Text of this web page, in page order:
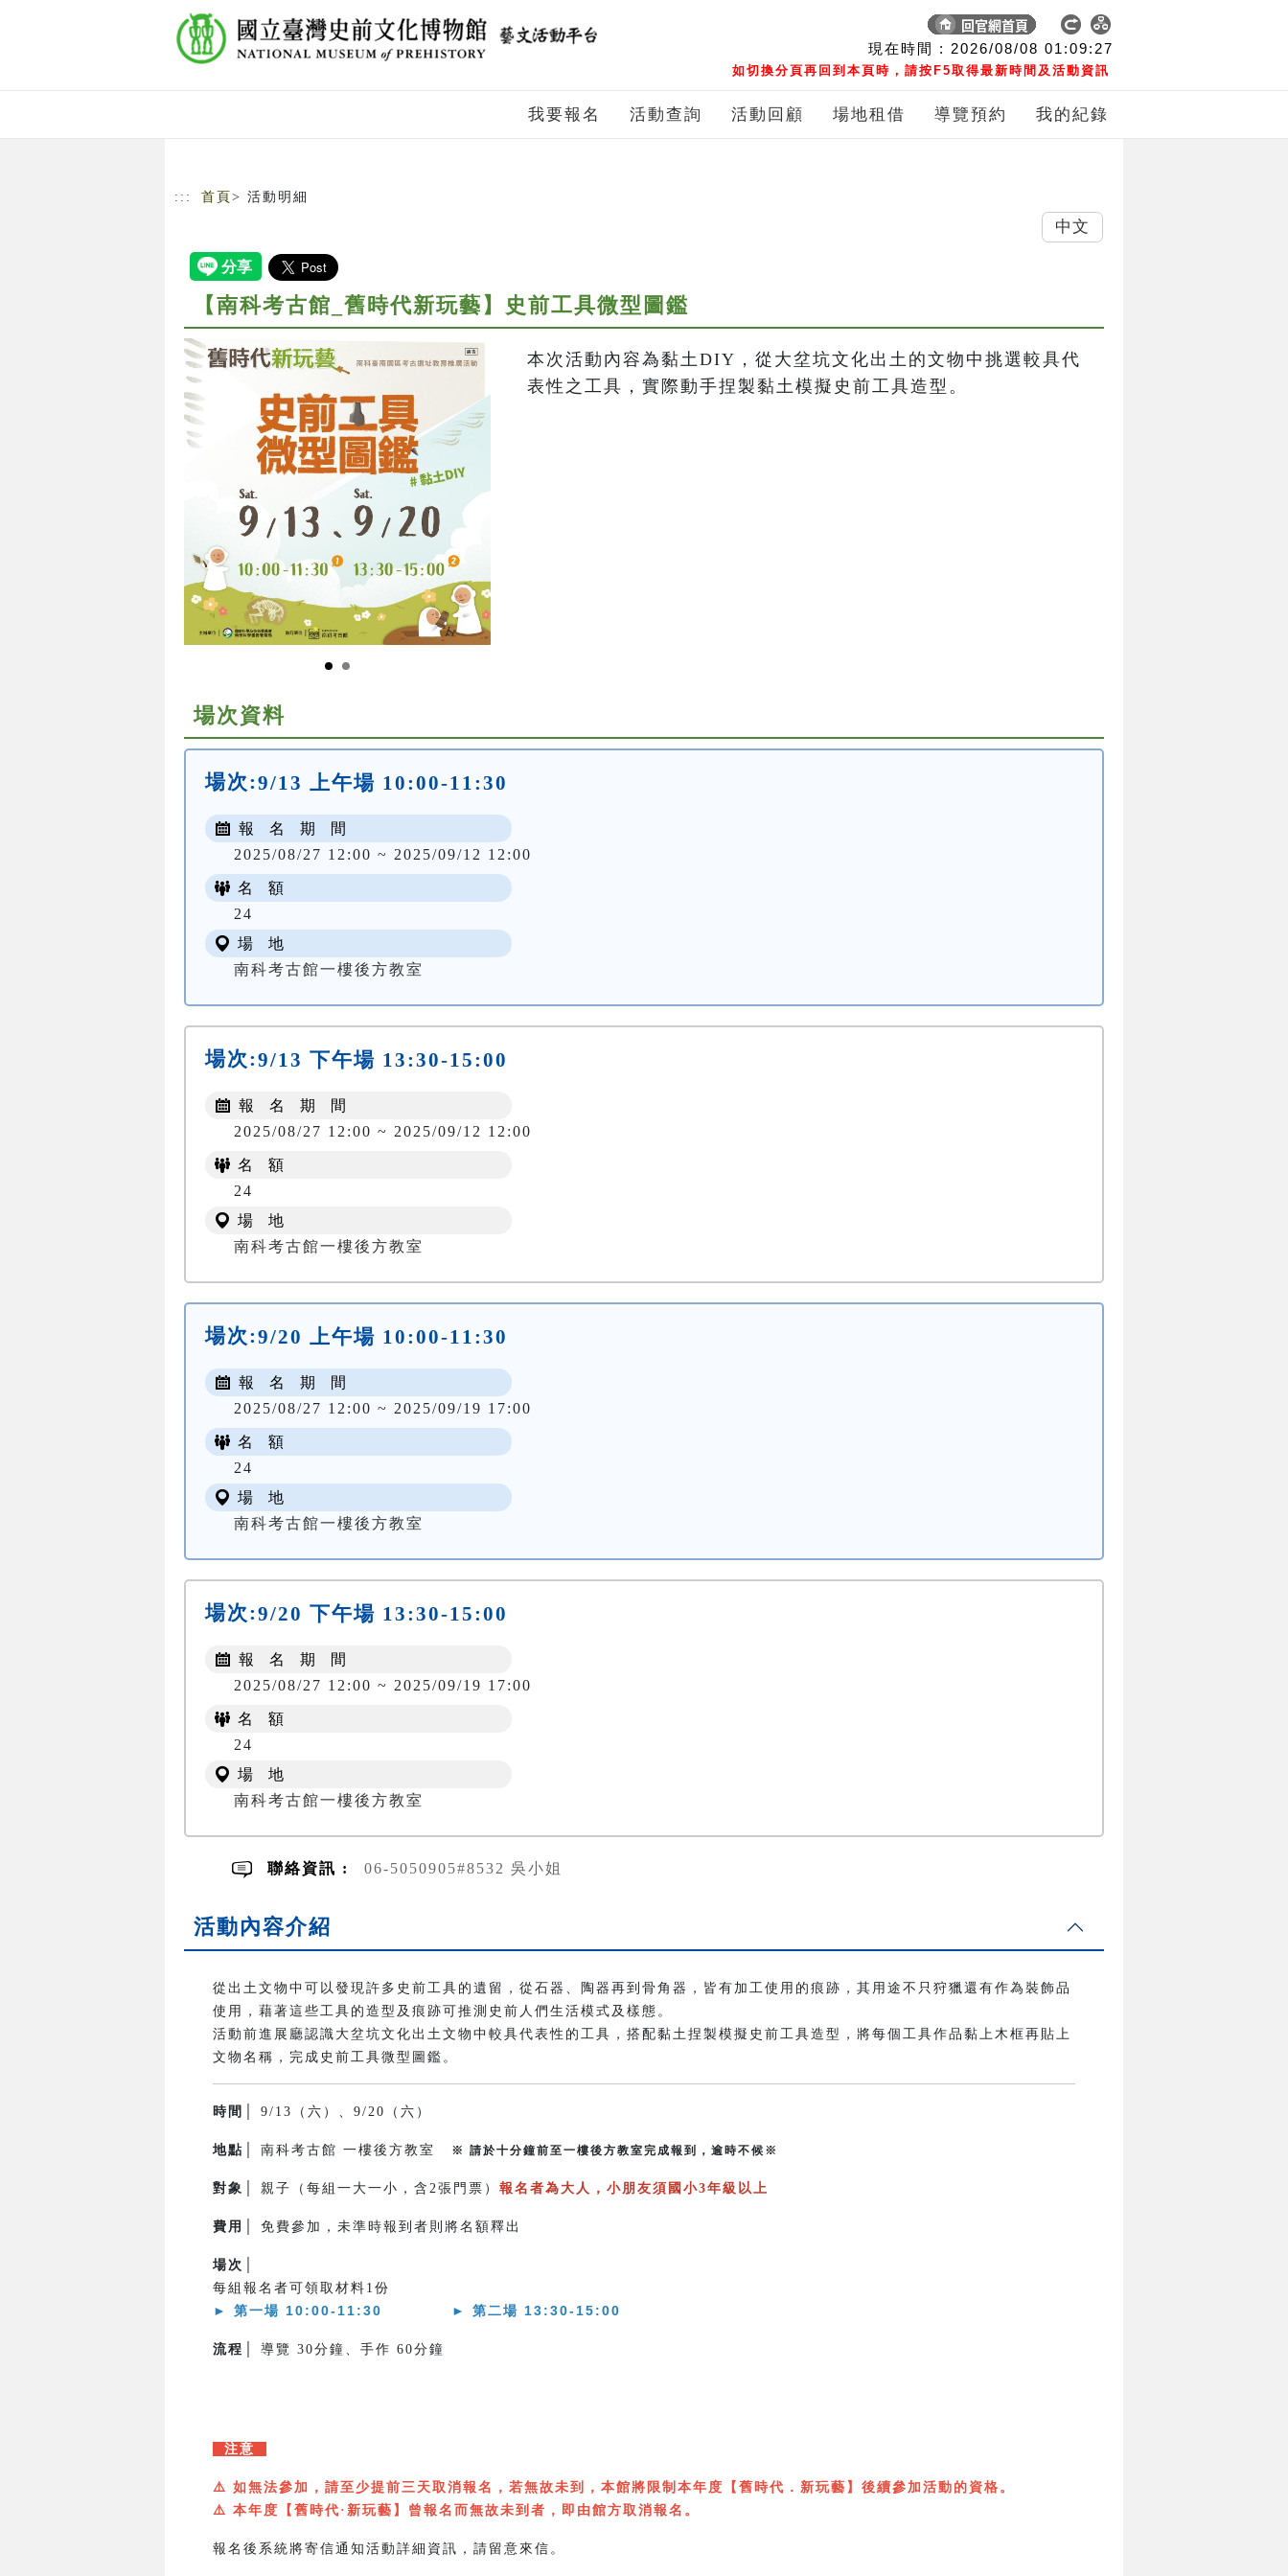
現在時間 : 2026/08/08 01:09:28
如切換分頁再回到本頁時，請按F5取得最新時間及活動資訊
我要報名 活動查詢 活動回顧 場地租借 導覽預約 我的紀錄
::: 首頁 > 活動明細
【南科考古館_舊時代新玩藝】史前工具微型圖鑑
本次活動內容為黏土DIY，從大坌坑文化出土的文物中挑選較具代
表性之工具，實際動手捏製黏土模擬史前工具造型。
場次資料
場次:9/13 上午場 10:00-11:30
報 名 期 間
2025/08/27 12:00 ~ 2025/09/12 12:00
名 額
24
場 地
南科考古館一樓後方教室
場次:9/13 下午場 13:30-15:00
報 名 期 間
2025/08/27 12:00 ~ 2025/09/12 12:00
名 額
24
場 地
南科考古館一樓後方教室
場次:9/20 上午場 10:00-11:30
報 名 期 間
2025/08/27 12:00 ~ 2025/09/19 17:00
名 額
24
場 地
南科考古館一樓後方教室
場次:9/20 下午場 13:30-15:00
報 名 期 間
2025/08/27 12:00 ~ 2025/09/19 17:00
名 額
24
場 地
南科考古館一樓後方教室
聯絡資訊 : 06-5050905#8532 吳小姐
活動內容介紹
從出土文物中可以發現許多史前工具的遺留，從石器、陶器再到骨角器，皆有加工使用的痕跡，其用途不只狩獵還有作為裝飾品
使用，藉著這些工具的造型及痕跡可推測史前人們生活模式及樣態。
活動前進展廳認識大坌坑文化出土文物中較具代表性的工具，搭配黏土捏製模擬史前工具造型，將每個工具作品黏上木框再貼上
文物名稱，完成史前工具微型圖鑑。
時間│ 9/13（六）、9/20（六）
地點│ 南科考古館 一樓後方教室 ※ 請於十分鐘前至一樓後方教室完成報到，逾時不候※
對象│ 親子（每組一大一小，含2張門票） 報名者為大人，小朋友須國小3年級以上
費用│ 免費參加，未準時報到者則將名額釋出
場次│
每組報名者可領取材料1份
► 第一場 10:00-11:30 ► 第二場 13:30-15:00
流程│ 導覽 30分鐘、手作 60分鐘
注意
⚠️ 如無法參加，請至少提前三天取消報名，若無故未到，本館將限制本年度【舊時代．新玩藝】後續參加活動的資格。
⚠️ 本年度【舊時代·新玩藝】曾報名而無故未到者，即由館方取消報名。
報名後系統將寄信通知活動詳細資訊，請留意來信。